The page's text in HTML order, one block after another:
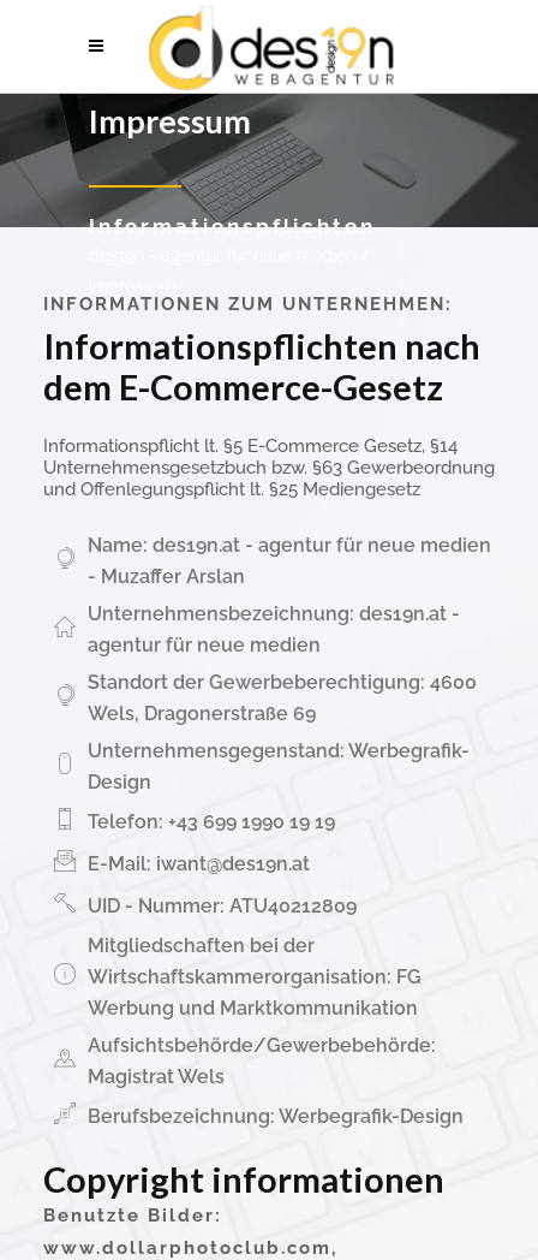
Impressum
Informationspflichten
INFORMATIONEN ZUM UNTERNEHMEN:
Informationspflichten nach
dem E-Commerce-Gesetz
Informationspflicht lt. §5 E-Commerce Gesetz, §14
Unternehmensgesetzbuch bzw. §63 Gewerbeordnung
und Offenlegungspflicht lt. §25 Mediengesetz
Name: des19n.at - agentur für neue medien
- Muzaffer Arslan
Unternehmensbezeichnung: des19n.at -
agentur für neue medien
Standort der Gewerbeberechtigung: 4600
Wels, Dragonerstraße 69
Unternehmensgegenstand: Werbegrafik-
Design
Telefon: +43 699 1990 19 19
E-Mail: iwant@des19n.at
UID - Nummer: ATU40212809
Mitgliedschaften bei der
Wirtschaftskammerorganisation: FG
Werbung und Marktkommunikation
Aufsichtsbehörde/Gewerbebehörde:
Magistrat Wels
Berufsbezeichnung: Werbegrafik-Design
Copyright informationen
Benutzte Bilder:
www.dollarphotoclub.com,